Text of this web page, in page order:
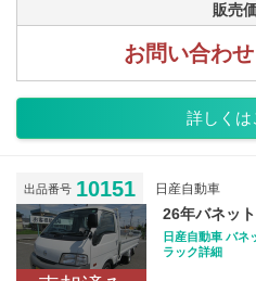
販売
お問い合わせ
詳しくは
出品番号 10151 日産自動車
26年バネッ
日産自動車 バネ
ラック詳細